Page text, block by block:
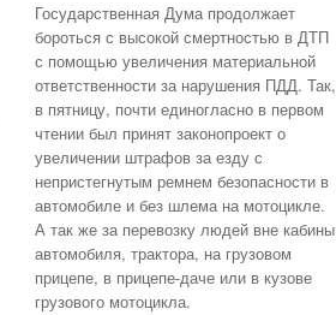
Государственная Дума продолжает
бороться с высокой смертностью в ДТП
с помощью увеличения материальной
ответственности за нарушения ПДД. Так,
в пятницу, почти единогласно в первом
чтении был принят законопроект о
увеличении штрафов за езду с
непристегнутым ремнем безопасности в
автомобиле и без шлема на мотоцикле.
А так же за перевозку людей вне кабины
автомобиля, трактора, на грузовом
прицепе, в прицепе-даче или в кузове
грузового мотоцикла.